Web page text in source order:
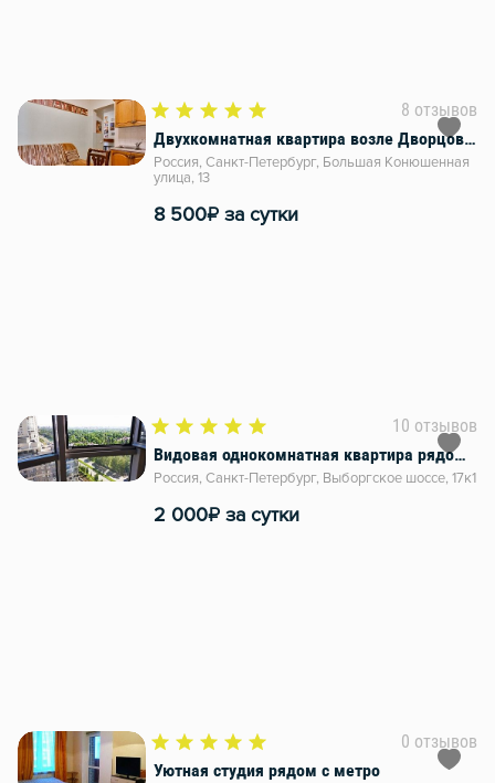
8 отзывов
Двухкомнатная квартира возле Дворцовой площади
Россия, Санкт-Петербург, Большая Конюшенная
улица, 13
8 500₽ за сутки
10 отзывов
Видовая однокомнатная квартира рядом с метро
Россия, Санкт-Петербург, Выборгское шоссе, 17к1
2 000₽ за сутки
0 отзывов
Уютная студия рядом с метро